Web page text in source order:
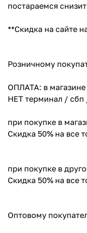
постараемся
**Скидка на сайте
Розничному
ОПЛАТА: в
НЕТ терминал / сбп
при покупке в
Скидка 50% на все
при покупке в
Скидка 50% на все
Оптовому